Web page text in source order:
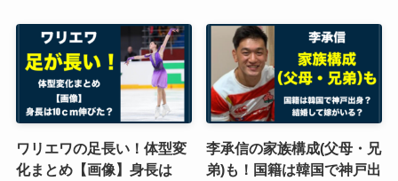
ワリエワの足長い！体型変
化まとめ【画像】身長は
李承信の家族構成(父母・兄
弟)も！国籍は韓国で神戸出